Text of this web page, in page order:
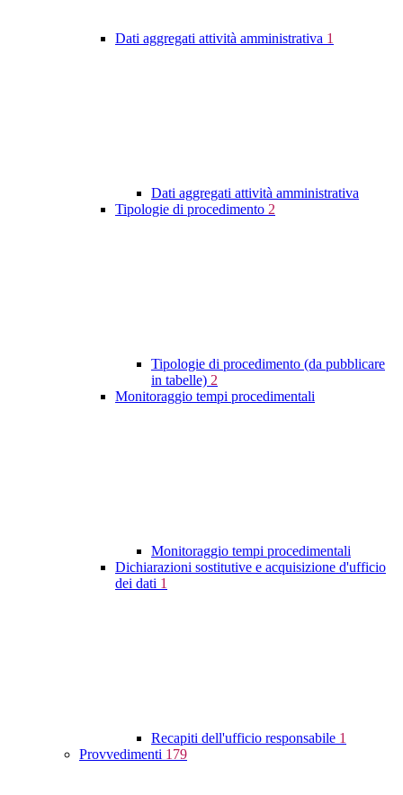
Dati aggregati attività amministrativa 1
Dati aggregati attività amministrativa
Tipologie di procedimento 2
Tipologie di procedimento (da pubblicare
in tabelle) 2
Monitoraggio tempi procedimentali
Monitoraggio tempi procedimentali
Dichiarazioni sostitutive e acquisizione d'ufficio
dei dati 1
Recapiti dell'ufficio responsabile 1
Provvedimenti 179